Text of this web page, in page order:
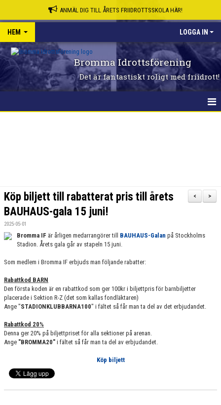
ANMÄL DIG TILL ÅRETS FRIIDROTTSSKOLA HÄR!
HEM LOGGA IN
Bromma Idrottsförening
Det är fantastiskt roligt med friidrott!
>
<
Köp biljett till rabatterat pris till årets
BAUHAUS-gala 15 juni!
2025-05-01
Bromma IF är årligen medarrangörer till BAUHAUS-Galan på Stockholms
Stadion. Årets gala går av stapeln 15 juni.
Som medlem i Bromma IF erbjuds man följande rabatter:
Rabattkod BARN
Den första koden är en rabattkod som ger 100kr i biljettpris för barnbiljetter
placerade i Sektion R-Z (det som kallas fondläktaren)
Ange "STADIONKLUBBARNA100" i fältet så får man ta del av det erbjudandet.
Rabattkod 20%
Denna ger 20% på biljettpriset för alla sektioner på arenan.
Ange "BROMMA20" i fältet så får man ta del av erbjudandet.
Köp biljett